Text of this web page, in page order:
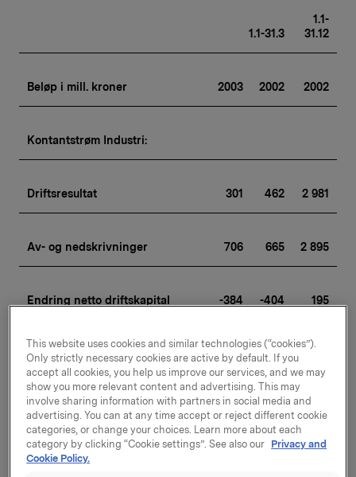
1.1-31.3
1.1-
31.12
Beløp i mill. kroner 2003 2002 2002
Kontantstrøm Industri:
Driftsresultat 301 462 2 981
Av- og nedskrivninger 706 665 2 895
Endring netto driftskapital -384 -404 195
Kontantstrøm fra driften 623 723
Netto fornyelses- og miljøinv. -390 -410
843
This website uses cookies and similar technologies (“cookies”).
Only strictly necessary cookies are active by default. If you
accept all cookies, you help us improve our services, and we may
show you more relevant content and advertising. This may
involve sharing information with partners in social media and
advertising. You can at any time accept or reject different cookie
categories, or change your choices. Learn more about each
category by clicking “Cookie settings”. See also our Privacy and
Cookie Policy.